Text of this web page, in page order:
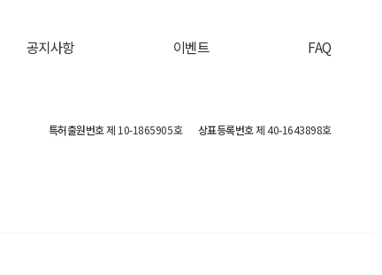
공지사항 이벤트 FAQ
특허출원번호제 10-1865905호 상표등록번호제 40-1643898호